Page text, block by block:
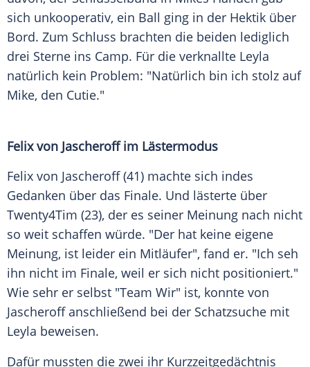
sich unkooperativ, ein Ball ging in der Hektik über
Bord. Zum Schluss brachten die beiden lediglich
drei Sterne ins Camp. Für die verknallte Leyla
natürlich kein Problem: "Natürlich bin ich stolz auf
Mike, den Cutie."
Felix von Jascheroffim Lästermodus
Felix von Jascheroff(41) machte sich indes
Gedanken über das Finale. Und lästerte über
Twenty4Tim (23), der es seiner Meinung nach nicht
so weit schaffen würde. "Der hat keine eigene
Meinung, ist leider ein Mitläufer", fand er. "Ich seh
ihn nicht im Finale, weil er sich nicht positioniert."
Wie sehr er selbst "Team Wir" ist, konnte von
Jascheroffanschließend bei der Schatzsuche mit
Leyla beweisen.
Dafür mussten die zwei ihr Kurzzeitgedächtnis